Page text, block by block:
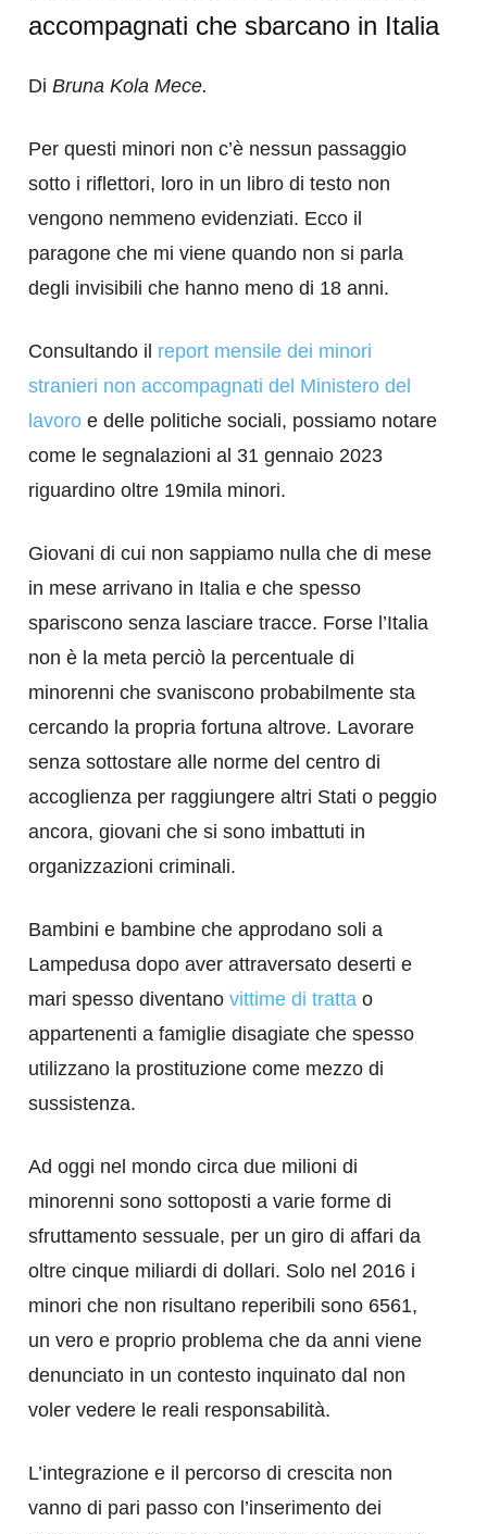
accompagnati che sbarcano in Italia
Di Bruna Kola Mece.
Per questi minori non c’è nessun passaggio
sotto i riflettori, loro in un libro di testo non
vengono nemmeno evidenziati. Ecco il
paragone che mi viene quando non si parla
degli invisibili che hanno meno di 18 anni.
Consultando il report mensile dei minori
stranieri non accompagnati del Ministero del
lavoro e delle politiche sociali, possiamo notare
come le segnalazioni al 31 gennaio 2023
riguardino oltre 19mila minori.
Giovani di cui non sappiamo nulla che di mese
in mese arrivano in Italia e che spesso
spariscono senza lasciare tracce. Forse l’Italia
non è la meta perciò la percentuale di
minorenni che svaniscono probabilmente sta
cercando la propria fortuna altrove. Lavorare
senza sottostare alle norme del centro di
accoglienza per raggiungere altri Stati o peggio
ancora, giovani che si sono imbattuti in
organizzazioni criminali.
Bambini e bambine che approdano soli a
Lampedusa dopo aver attraversato deserti e
mari spesso diventano vittime di tratta o
appartenenti a famiglie disagiate che spesso
utilizzano la prostituzione come mezzo di
sussistenza.
Ad oggi nel mondo circa due milioni di
minorenni sono sottoposti a varie forme di
sfruttamento sessuale, per un giro di affari da
oltre cinque miliardi di dollari. Solo nel 2016 i
minori che non risultano reperibili sono 6561,
un vero e proprio problema che da anni viene
denunciato in un contesto inquinato dal non
voler vedere le reali responsabilità.
L’integrazione e il percorso di crescita non
vanno di pari passo con l’inserimento dei